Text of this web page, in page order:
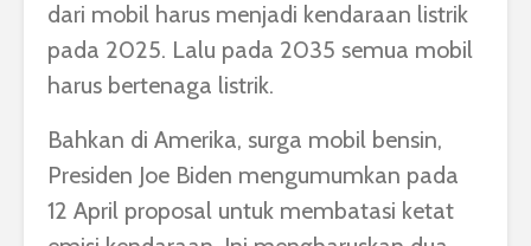
dari mobil harus menjadi kendaraan listrik
pada 2025. Lalu pada 2035 semua mobil
harus bertenaga listrik.
Bahkan di Amerika, surga mobil bensin,
Presiden Joe Biden mengumumkan pada
12 April proposal untuk membatasi ketat